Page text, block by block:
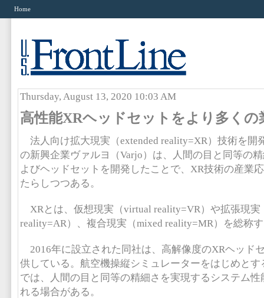
Home
Thursday, August 13, 2020 10:03 AM
高性能XRヘッドセットをより多くの
法人向け拡大現実（extended reality=XR）技術を開
の新興企業ヴァルヨ（Varjo）は、人間の目と同等の
よびヘッドセットを開発したことで、XR技術の産業
たらしつつある。
XRとは、仮想現実（virtual reality=VR）や拡張現実
reality=AR）、複合現実（mixed reality=MR）を総称
2016年に設立された同社は、高解像度のXRヘッド
供している。航空機操縦シミュレーターをはじめと
では、人間の目と同等の精細さを実現するシステム
れる場合がある。